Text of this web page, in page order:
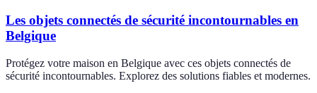
Les objets connectés de sécurité incontournables en
Belgique
Protégez votre maison en Belgique avec ces objets connectés de
sécurité incontournables. Explorez des solutions fiables et modernes.